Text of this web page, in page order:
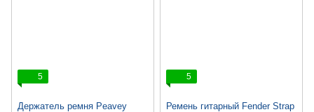
5
Держатель ремня Peavey
5
Ремень гитарный Fender Strap